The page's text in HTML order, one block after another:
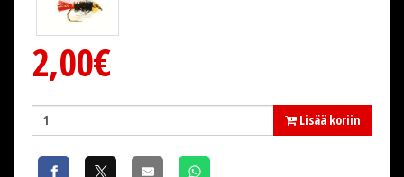
2,00€
Lisää koriin